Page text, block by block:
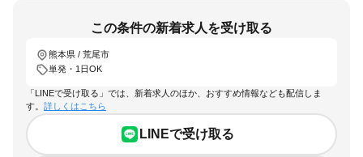
この条件の新着求人を受け取る
熊本県 / 荒尾市
単発・1日OK
「LINEで受け取る」では、新着求人のほか、おすすめ情報なども配信しま
す。 詳しくはこちら
LINEで受け取る